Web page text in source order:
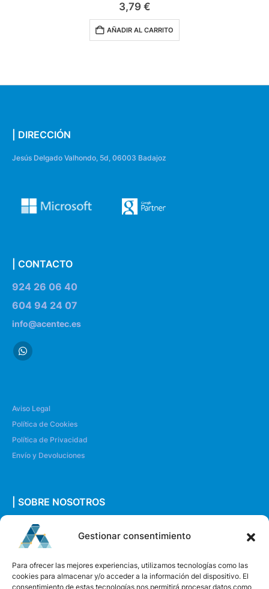
Gestionar consentimiento
Para ofrecer las mejores experiencias, utilizamos tecnologías como las
cookies para almacenar y/o acceder a la información del dispositivo. El
consentimiento de estas tecnologías nos permitirá procesar datos como
3,79 €
AÑADIR AL CARRITO
| DIRECCIÓN
Jesús Delgado Valhondo, 5d, 06003 Badajoz
| CONTACTO
924 26 06 40
604 94 24 07
info@acentec.es
Aviso Legal
Política de Cookies
Política de Privacidad
Envío y Devoluciones
| SOBRE NOSOTROS
Quiénes somos
Envíanos un mensaje